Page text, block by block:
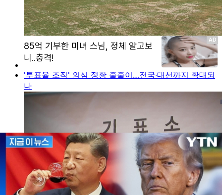
'투표율 조작' 의심 정황 줄줄이…전국·대선까지 확대되
나